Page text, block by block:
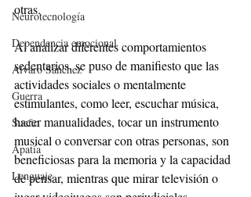
Neurotecnología
Dependencia emocional
Alvaro Sánchez
Guerra
Sueño
Apatía
Lenguaje
otras.
Al analizar diferentes comportamientos
sedentarios, se puso de manifiesto que las
actividades sociales o mentalmente
estimulantes, como leer, escuchar música,
hacer manualidades, tocar un instrumento
musical o conversar con otras personas, son
beneficiosas para la memoria y la capacidad
de pensar, mientras que mirar televisión o